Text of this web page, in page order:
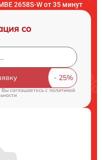
2658S-W от 35 минут
со
Вы соглашаетесь cполитикой